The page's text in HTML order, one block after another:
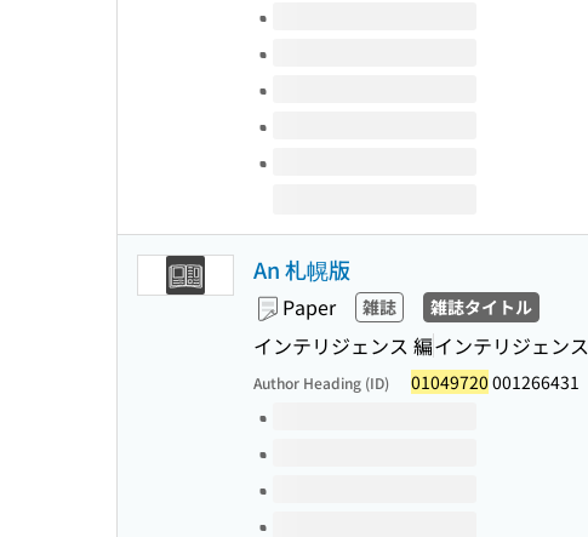
Volumes of this title
An 札幌版
Paper 雑誌 雑誌タイトル
インテリジェンス 編インテリジェンス
Author Heading (ID) 01049720 001266431
Volumes of this title